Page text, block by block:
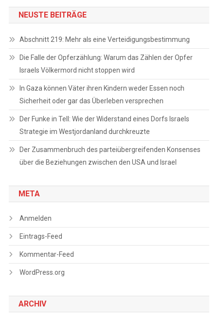
NEUSTE BEITRÄGE
Abschnitt 219: Mehr als eine Verteidigungsbestimmung
Die Falle der Opferzählung: Warum das Zählen der Opfer
Israels Völkermord nicht stoppen wird
In Gaza können Väter ihren Kindern weder Essen noch
Sicherheit oder gar das Überleben versprechen
Der Funke in Tell: Wie der Widerstand eines Dorfs Israels
Strategie im Westjordanland durchkreuzte
Der Zusammenbruch des parteiübergreifenden Konsenses
über die Beziehungen zwischen den USA und Israel
META
Anmelden
Eintrags-Feed
Kommentar-Feed
WordPress.org
ARCHIV